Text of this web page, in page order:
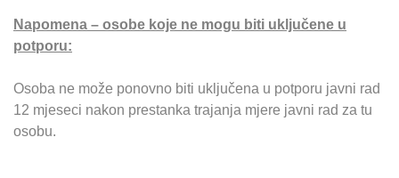
Napomena – osobe koje ne mogu biti uključene u
potporu:
Osoba ne može ponovno biti uključena u potporu javni rad
12 mjeseci nakon prestanka trajanja mjere javni rad za tu
osobu.